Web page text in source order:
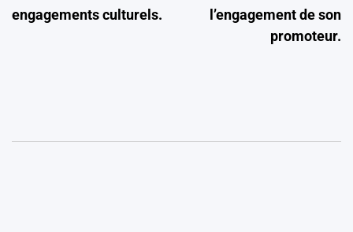
engagements culturels.
l’engagement de son
promoteur.